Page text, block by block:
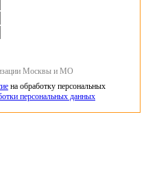
Москвы и МО
на обработку персональных
персональных данных